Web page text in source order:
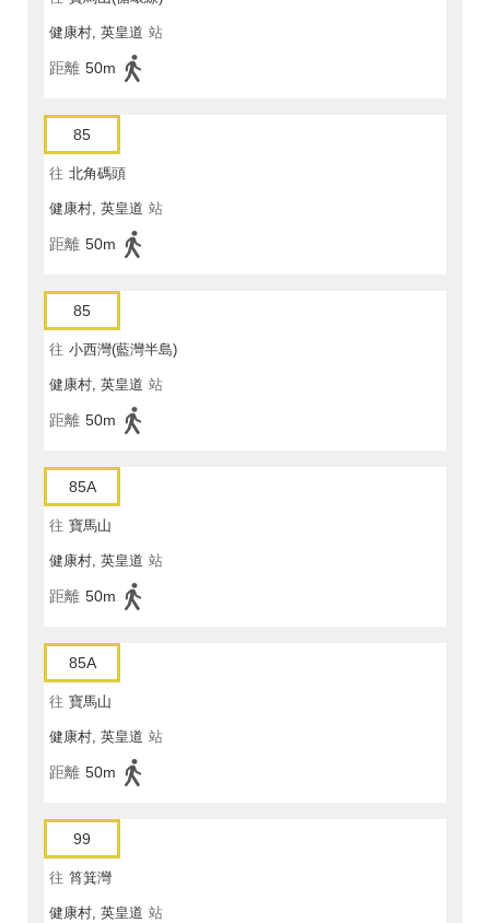
健康村, 英皇道 站
距離 50m
85
往 北角碼頭
健康村, 英皇道 站
距離 50m
85
往 小西灣(藍灣半島)
健康村, 英皇道 站
距離 50m
85A
往 寶馬山
健康村, 英皇道 站
距離 50m
85A
往 寶馬山
健康村, 英皇道 站
距離 50m
99
往 筲箕灣
健康村, 英皇道 站